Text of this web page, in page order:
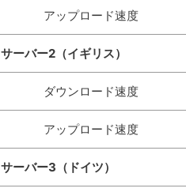
アップロード速度
サーバー2（イギリス）
ダウンロード速度
アップロード速度
サーバー3（ドイツ）